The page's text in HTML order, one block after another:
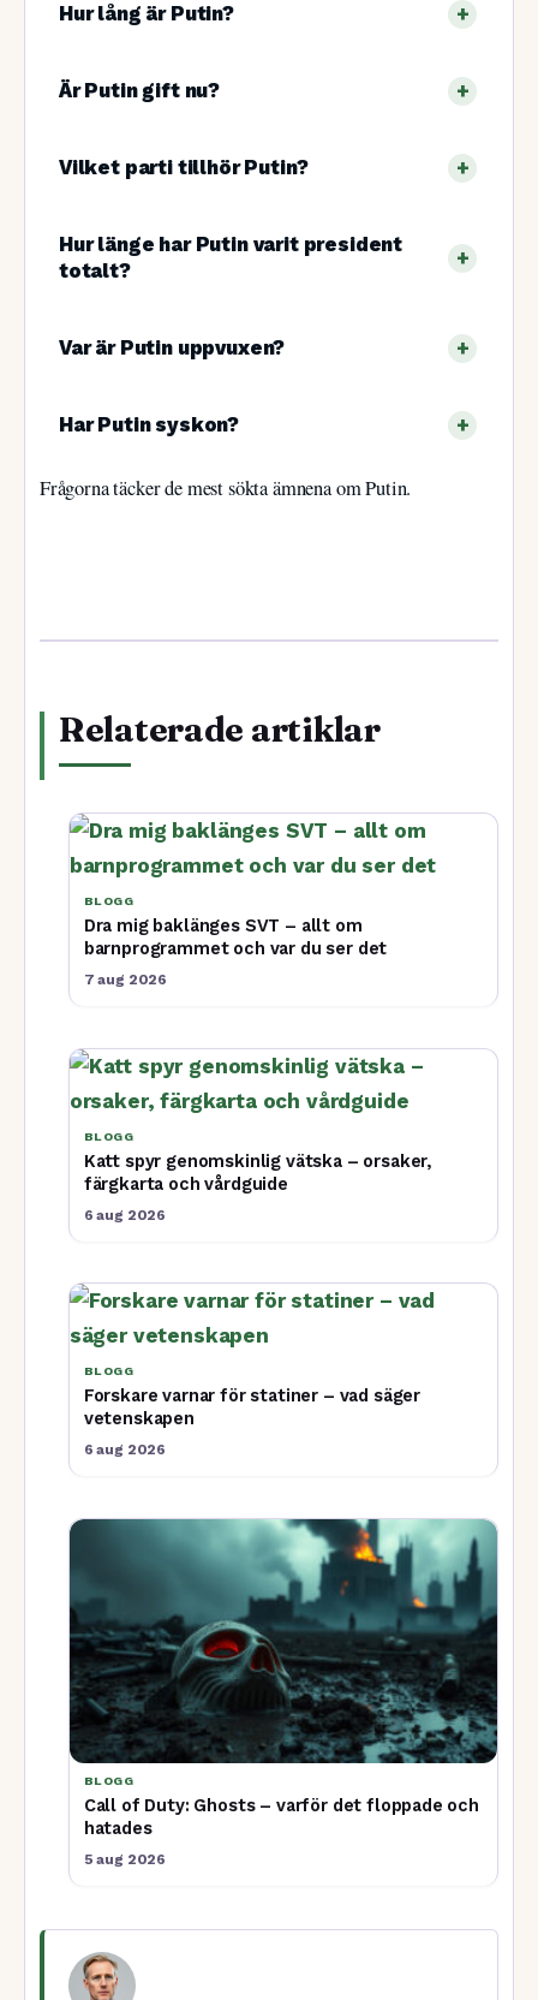
Hur lång är Putin?
Är Putin gift nu?
Vilket parti tillhör Putin?
Hur länge har Putin varit president
totalt?
Var är Putin uppvuxen?
Har Putin syskon?
Frågorna täcker de mest sökta ämnena om Putin.
Relaterade artiklar
BLOGG
Dra mig baklänges SVT – allt om
barnprogrammet och var du ser det
7 aug 2026
BLOGG
Katt spyr genomskinlig vätska – orsaker,
färgkarta och vårdguide
6 aug 2026
BLOGG
Forskare varnar för statiner – vad säger
vetenskapen
6 aug 2026
BLOGG
Call of Duty: Ghosts – varför det floppade och
hatades
5 aug 2026